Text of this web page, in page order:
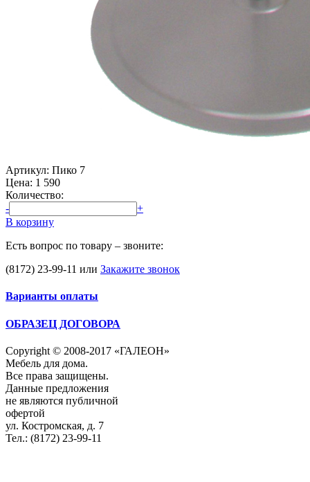
Артикул: Пико 7
Цена: 1 590
Количество:
-
+
В корзину
Есть вопрос по товару – звоните:
(8172) 23-99-11 или Закажите звонок
Варианты оплаты
ОБРАЗЕЦ ДОГОВОРА
Copyright © 2008-2017 «ГАЛЕОН»
Мебель для дома.
Все права защищены.
Данные предложения
не являются публичной
офертой
ул. Костромская, д. 7
Тел.: (8172) 23-99-11